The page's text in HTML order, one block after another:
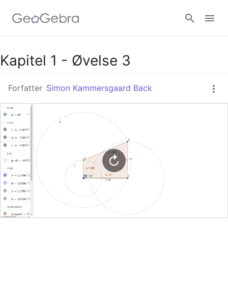
Google Classroom
GeoGebra Classroom
Log ind
Kapitel 1 - Øvelse 3
Forfatter Simon Kammersgaard Back